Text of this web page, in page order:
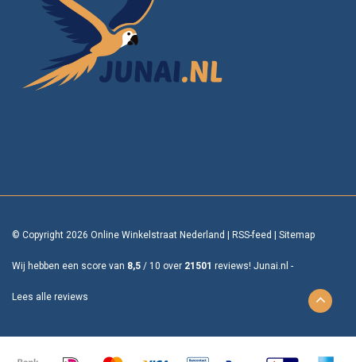
© Copyright 2026 Online Winkelstraat Nederland RSS-feed Sitemap
Wij hebben een score van 8,5 / 10 over 21501 reviews! Junai.nl -
Lees alle reviews